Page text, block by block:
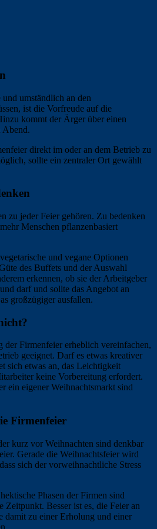
umständlich an den
ist die Vorfreude auf die
kommt der Ärger über einen
Abend.
direkt im oder an dem Betrieb zu
sollte ein zentraler Ort gewählt
zu jeder Feier gehören. Zu bedenken
Menschen pflanzenbasiert
und vegane Optionen
des Buffets und der Auswahl
erkennen, ob sie der Arbeitgeber
darf und sollte das Angebot an
großzügiger ausfallen.
Firmenfeier erheblich vereinfachen,
geeignet. Darf es etwas kreativer
sich etwas an, das Leichtigkeit
keine Vorbereitung erfordert.
ein eigener Weihnachtsmarkt sind
Firmenfeier
kurz vor Weihnachten sind denkbar
Gerade die Weihnachtsfeier wird
sich der vorweihnachtliche Stress
Phasen der Firmen sind
Zeitpunkt. Besser ist es, die Feier an
damit zu einer Erholung und einer